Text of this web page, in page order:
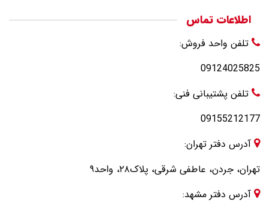
اطلاعات تماس
تلفن واحد فروش:
09124025825
تلفن پشتیبانی فنی:
09155212177
آدرس دفتر تهران:
تهران، جردن، عاطفی شرقی، پلاک۲۸، واحد۹
آدرس دفتر مشهد: